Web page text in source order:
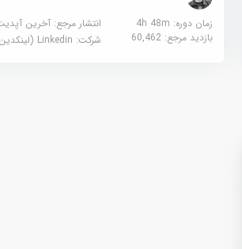
زمان دوره: 4h 48m
انتشار مرجع: آخرین
بازدید مرجع:60,462 شرکت: Linkedin (لینکدین)